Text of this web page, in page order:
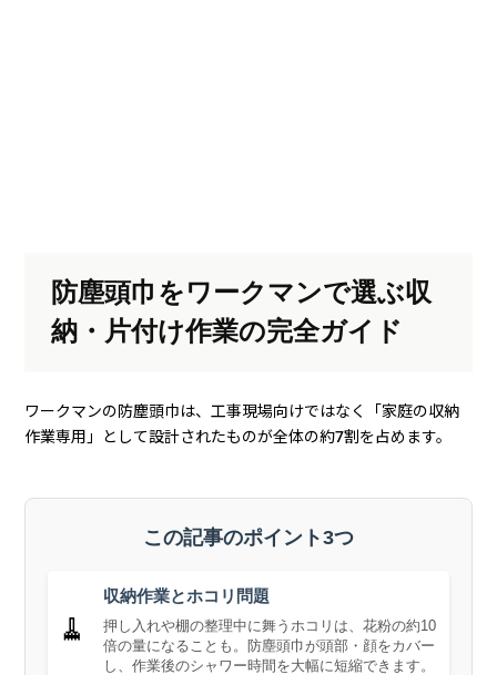
防塵頭巾をワークマンで選ぶ収
納・片付け作業の完全ガイド
ワークマンの防塵頭巾は、工事現場向けではなく「家庭の収納
作業専用」として設計されたものが全体の約7割を占めます。
この記事のポイント3つ
🧹
収納作業とホコリ問題
押し入れや棚の整理中に舞うホコリは、花粉の約10
倍の量になることも。防塵頭巾が頭部・顔をカバー
し、作業後のシャワー時間を大幅に短縮できます。